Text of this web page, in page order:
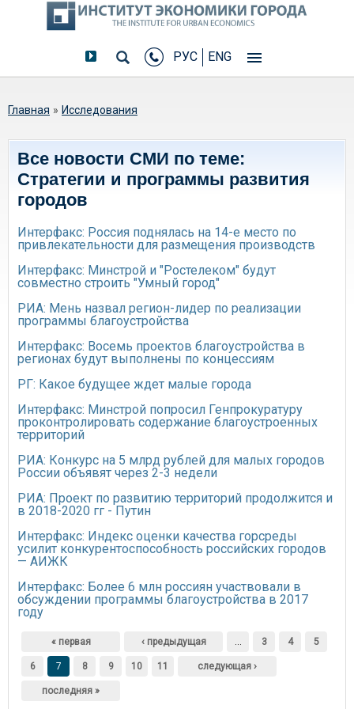
РУС ENG
Вы здесь
Главная » Исследования
Все новости СМИ по теме:
Стратегии и программы развития
городов
Интерфакс: Россия поднялась на 14-е место по
привлекательности для размещения производств
Интерфакс: Минстрой и "Ростелеком" будут
совместно строить "Умный город"
РИА: Мень назвал регион-лидер по реализации
программы благоустройства
Интерфакс: Восемь проектов благоустройства в
регионах будут выполнены по концессиям
РГ: Какое будущее ждет малые города
Интерфакс: Минстрой попросил Генпрокуратуру
проконтролировать содержание благоустроенных
территорий
РИА: Конкурс на 5 млрд рублей для малых городов
России объявят через 2-3 недели
РИА: Проект по развитию территорий продолжится и
в 2018-2020 гг - Путин
Интерфакс: Индекс оценки качества горсреды
усилит конкурентоспособность российских городов
— АИЖК
Интерфакс: Более 6 млн россиян участвовали в
обсуждении программы благоустройства в 2017
году
Страницы
« первая ‹ предыдущая … 3 4 5
6 7 8 9 10 11 следующая ›
последняя »